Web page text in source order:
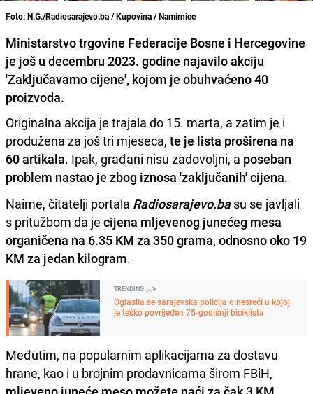
Foto: N.G./Radiosarajevo.ba / Kupovina / Namirnice
Ministarstvo trgovine Federacije Bosne i Hercegovine
je još u decembru 2023. godine najavilo akciju
'Zaključavamo cijene', kojom je obuhvaćeno 40
proizvoda.
Originalna akcija je trajala do 15. marta, a zatim je i
produžena za još tri mjeseca, te je lista proširena na
60 artikala. Ipak, građani nisu zadovoljni, a poseban
problem nastao je zbog iznosa 'zaključanih' cijena.
Naime, čitatelji portala Radiosarajevo.basu se javljali
s pritužbom da je cijena mljevenog junećeg mesa
organičena na 6.35 KM za 350 grama, odnosno oko 19
KM za jedan kilogram.
TRENDING
Oglasila se sarajevska policija o nesreći u kojoj
je teško povrijeđen 75-godišnji biciklista
Međutim, na popularnim aplikacijama za dostavu
hrane, kao i u brojnim prodavnicama širom FBiH,